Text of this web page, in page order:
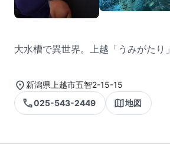
大水槽で異世界。上越「うみがたり」
新潟県上越市五智2-15-15
025-543-2449
地図